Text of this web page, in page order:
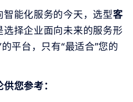
能化服务的今天，选型客
选择企业面向未来的服务形
平台，只有“最适合”您的
您参考：